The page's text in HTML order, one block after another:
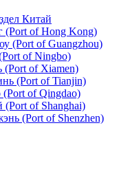
Китай
(Port of Hong Kong)
(Port of Guangzhou)
of Ningbo)
of Xiamen)
(Port of Tianjin)
of Qingdao)
of Shanghai)
(Port of Shenzhen)